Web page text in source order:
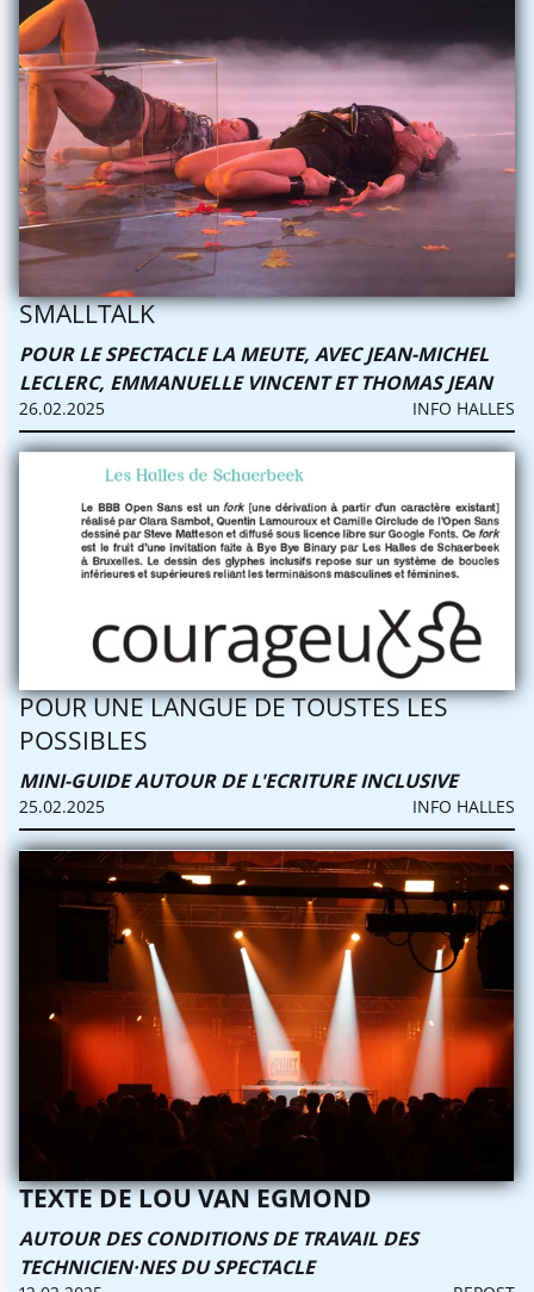
SMALLTALK
POUR LE SPECTACLE LA MEUTE, AVEC JEAN-MICHEL
LECLERC, EMMANUELLE VINCENT ET THOMAS JEAN
26.02.2025 INFO HALLES
POUR UNE LANGUE DE TOUSTES LES
POSSIBLES
MINI-GUIDE AUTOUR DE L'ECRITURE INCLUSIVE
25.02.2025 INFO HALLES
TEXTE DE LOU VAN EGMOND
AUTOUR DES CONDITIONS DE TRAVAIL DES
TECHNICIEN·NES DU SPECTACLE